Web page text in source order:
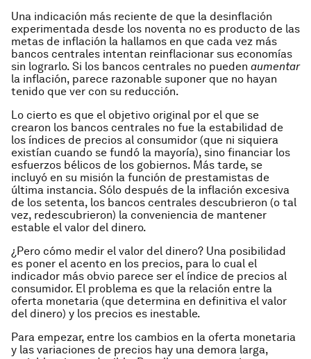
Una indicación más reciente de que la desinflación
experimentada desde los noventa no es producto de las
metas de inflación la hallamos en que cada vez más
bancos centrales intentan reinflacionar sus economías
sin lograrlo. Si los bancos centrales no pueden aumentar
la inflación, parece razonable suponer que no hayan
tenido que ver con su reducción.
Lo cierto es que el objetivo original por el que se
crearon los bancos centrales no fue la estabilidad de
los índices de precios al consumidor (que ni siquiera
existían cuando se fundó la mayoría), sino financiar los
esfuerzos bélicos de los gobiernos. Más tarde, se
incluyó en su misión la función de prestamistas de
última instancia. Sólo después de la inflación excesiva
de los setenta, los bancos centrales descubrieron (o tal
vez, redescubrieron) la conveniencia de mantener
estable el valor del dinero.
¿Pero cómo medir el valor del dinero? Una posibilidad
es poner el acento en los precios, para lo cual el
indicador más obvio parece ser el índice de precios al
consumidor. El problema es que la relación entre la
oferta monetaria (que determina en definitiva el valor
del dinero) y los precios es inestable.
Para empezar, entre los cambios en la oferta monetaria
y las variaciones de precios hay una demora larga,